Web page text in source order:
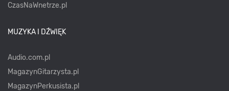
CzasNaWnetrze.pl
MUZYKA I DŹWIĘK
Audio.com.pl
MagazynGitarzysta.pl
MagazynPerkusista.pl